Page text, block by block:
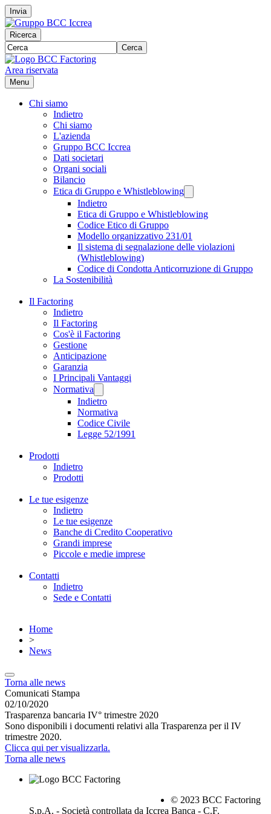
Invia
Ricerca
Cerca
Area riservata
Menu
Chi siamo
Indietro
Chi siamo
L'azienda
Gruppo BCC Iccrea
Dati societari
Organi sociali
Bilancio
Etica di Gruppo e Whistleblowing
Indietro
Etica di Gruppo e Whistleblowing
Codice Etico di Gruppo
Modello organizzativo 231/01
Il sistema di segnalazione delle violazioni
(Whistleblowing)
Codice di Condotta Anticorruzione di Gruppo
La Sostenibilità
Il Factoring
Indietro
Il Factoring
Cos'è il Factoring
Gestione
Anticipazione
Garanzia
I Principali Vantaggi
Normativa
Indietro
Normativa
Codice Civile
Legge 52/1991
Prodotti
Indietro
Prodotti
Le tue esigenze
Indietro
Le tue esigenze
Banche di Credito Cooperativo
Grandi imprese
Piccole e medie imprese
Contatti
Indietro
Sede e Contatti
Home
>
News
Torna alle news
Comunicati Stampa
02/10/2020
Trasparenza bancaria IV° trimestre 2020
Sono disponibili i documenti relativi alla Trasparenza per il IV
trimestre 2020.
Clicca qui per visualizzarla.
Torna alle news
© 2023 BCC Factoring
S.p.A. - Società controllata da Iccrea Banca - C.F.